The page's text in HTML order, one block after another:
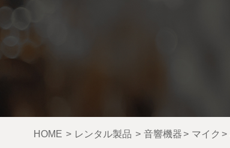
HOME レンタル製品 音響機器 マイク